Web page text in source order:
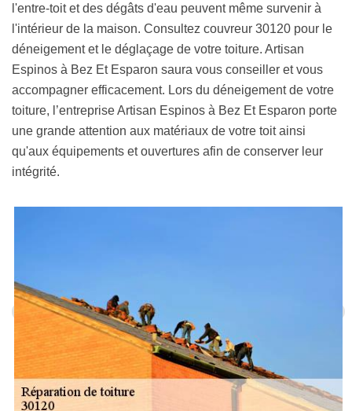
l'entre-toit et des dégâts d'eau peuvent même survenir à
l'intérieur de la maison. Consultez couvreur 30120 pour le
déneigement et le déglaçage de votre toiture. Artisan
Espinos à Bez Et Esparon saura vous conseiller et vous
accompagner efficacement. Lors du déneigement de votre
toiture, l’entreprise Artisan Espinos à Bez Et Esparon porte
une grande attention aux matériaux de votre toit ainsi
qu'aux équipements et ouvertures afin de conserver leur
intégrité.